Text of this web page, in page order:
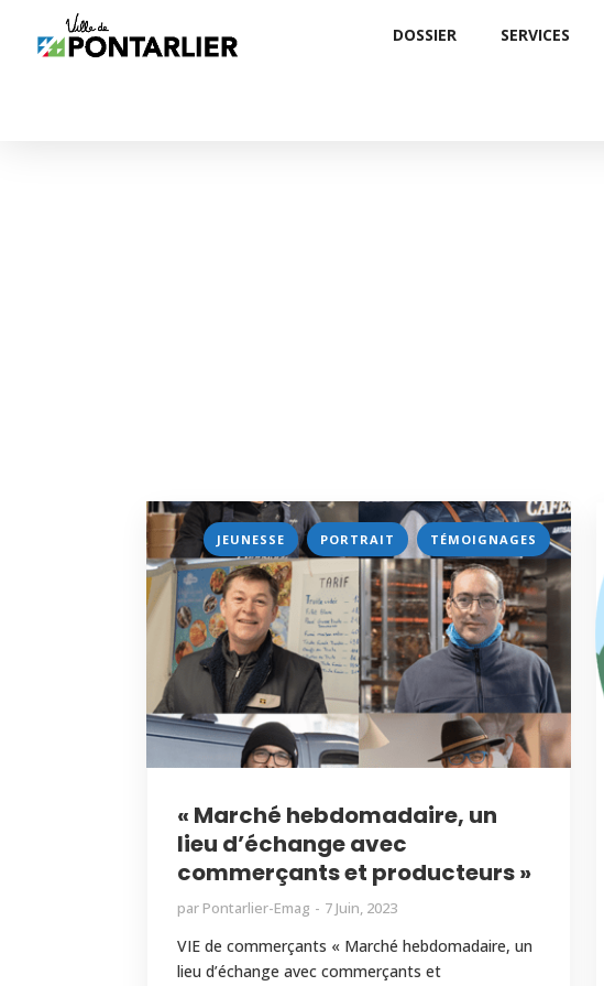
DOSSIER SERVICES
JEUNESSE , PORTRAIT , TÉMOIGNAGES
« Marché hebdomadaire, un
lieu d’échange avec
commerçants et producteurs »
par Pontarlier-Emag 7 Juin, 2023
VIE de commerçants « Marché hebdomadaire, un
lieu d’échange avec commerçants et